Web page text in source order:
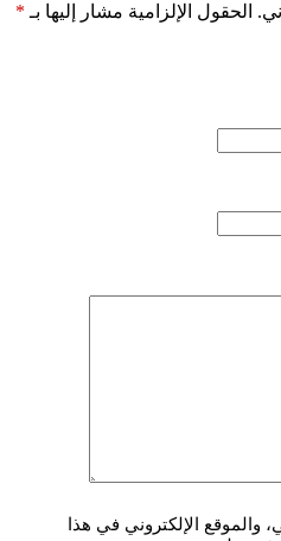
الحقول الإلزامية مشار إليها بـ *
والموقع الإلكتروني في هذا